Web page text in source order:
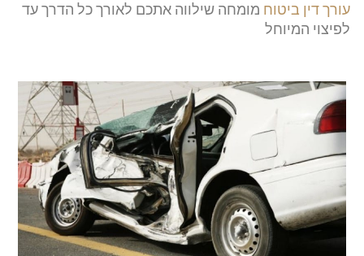
עורך דין ביטוח מומחה שילווה אתכם לאורך כל הדרך עד
לפיצוי המיוחל